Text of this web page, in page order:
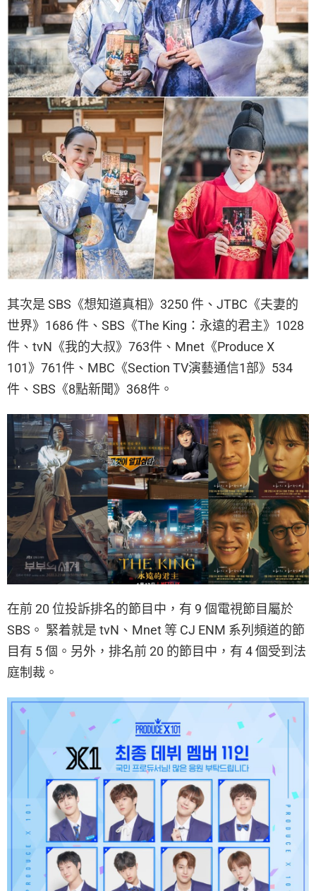
其次是 SBS《想知道真相》3250 件、JTBC《夫妻的
世界》1686 件、SBS《The King：永遠的君主》1028
件、tvN《我的大叔》763件、Mnet《Produce X
101》761件、MBC《Section TV演藝通信1部》534
件、SBS《8點新聞》368件。
在前 20 位投訴排名的節目中，有 9 個電視節目屬於
SBS。 緊着就是 tvN、Mnet 等 CJ ENM 系列頻道的節
目有 5 個。另外，排名前 20 的節目中，有 4 個受到法
庭制裁。